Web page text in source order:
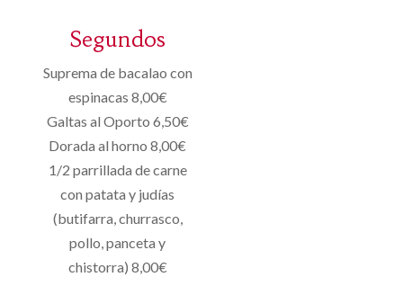
Segundos
Suprema de bacalao con
espinacas 8,00€
Galtas al Oporto 6,50€
Dorada al horno 8,00€
1/2 parrillada de carne
con patata y judías
(butifarra, churrasco,
pollo, panceta y
chistorra) 8,00€